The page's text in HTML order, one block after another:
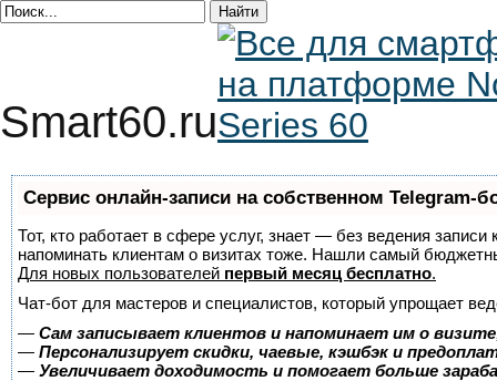
Smart60.ru
Сервис онлайн-записи на собственном Telegram-
Тот, кто работает в сфере услуг, знает — без ведения
напоминать клиентам о визитах тоже. Нашли самый
Для новых пользователей первый месяц бесплатно.
Чат-бот для мастеров и специалистов, который упрощает
— Сам записывает клиентов и напоминает им о
— Персонализирует скидки, чаевые, кэшбэк и
— Увеличивает доходимость и помогает больше